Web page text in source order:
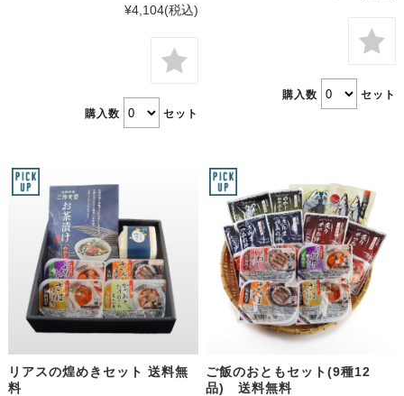
¥4,104(税込)
購入数 セット
購入数 セット
リアスの煌めきセット 送料無
料
ご飯のおともセット(9種12
品) 送料無料